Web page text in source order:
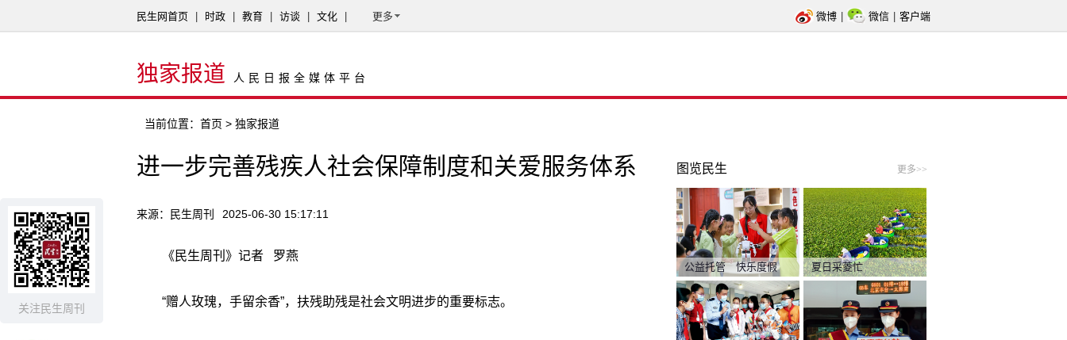
关注民生周刊
民生网首页 时政 教育 访谈 文化 更多 微博 微信 客户端
独家报道 人民日报全媒体平台
当前位置： 首页 > 独家报道
进一步完善残疾人社会保障制度和关爱服务体系
来源：民生周刊 2025-06-30 15:17:11
《民生周刊》记者 罗燕
“赠人玫瑰，手留余香”，扶残助残是社会文明进步的重要标志。
图览民生 更多>>
公益托管 快乐度假 夏日采菱忙